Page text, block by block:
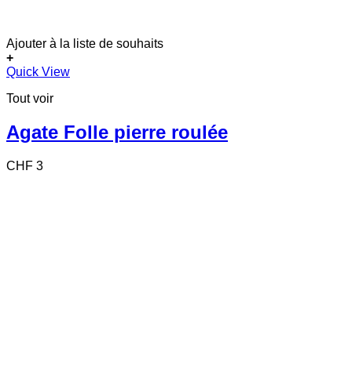
Ajouter à la liste de souhaits
+
Quick View
Tout voir
Agate Folle pierre roulée
CHF 3